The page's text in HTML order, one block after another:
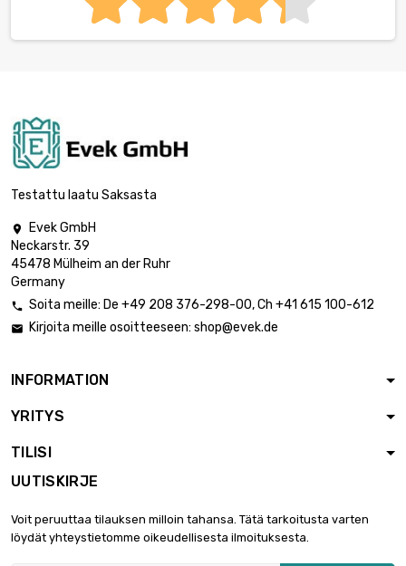
Testattu laatu Saksasta

Evek GmbH
Neckarstr. 39
45478 Mülheim an der Ruhr
Germany
 Soita meille: De +49 208 376-298-00, Ch +41 615 100-612
 Kirjoita meille osoitteeseen: shop@evek.de
INFORMATION
YRITYS
TILISI
UUTISKIRJE
Voit peruuttaa tilauksen milloin tahansa. Tätä tarkoitusta varten
löydät yhteystietomme oikeudellisesta ilmoituksesta.